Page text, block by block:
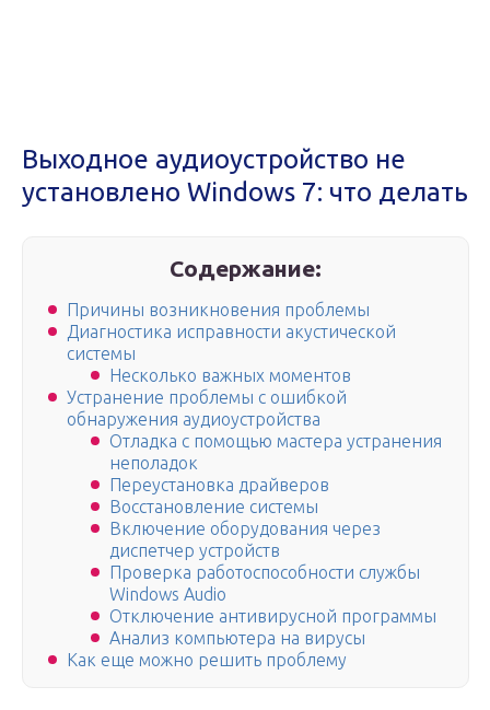
Выходное аудиоустройство не
установлено Windows 7: что делать
Содержание:
Причины возникновения проблемы
Диагностика исправности акустической
системы
Несколько важных моментов
Устранение проблемы с ошибкой
обнаружения аудиоустройства
Отладка с помощью мастера устранения
неполадок
Переустановка драйверов
Восстановление системы
Включение оборудования через
диспетчер устройств
Проверка работоспособности службы
Windows Audio
Отключение антивирусной программы
Анализ компьютера на вирусы
Как еще можно решить проблему